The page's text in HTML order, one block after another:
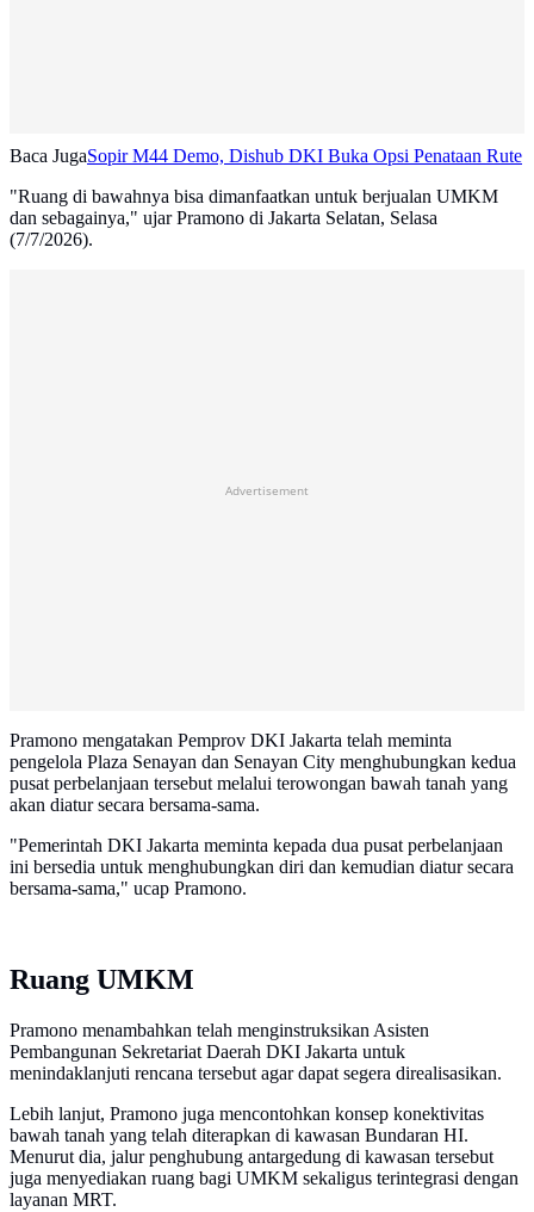
Baca JugaSopir M44 Demo, Dishub DKI Buka Opsi Penataan Rute
"Ruang di bawahnya bisa dimanfaatkan untuk berjualan UMKM
dan sebagainya," ujar Pramono di Jakarta Selatan, Selasa
(7/7/2026).
Advertisement
Pramono mengatakan Pemprov DKI Jakarta telah meminta
pengelola Plaza Senayan dan Senayan City menghubungkan kedua
pusat perbelanjaan tersebut melalui terowongan bawah tanah yang
akan diatur secara bersama-sama.
"Pemerintah DKI Jakarta meminta kepada dua pusat perbelanjaan
ini bersedia untuk menghubungkan diri dan kemudian diatur secara
bersama-sama," ucap Pramono.
Ruang UMKM
Pramono menambahkan telah menginstruksikan Asisten
Pembangunan Sekretariat Daerah DKI Jakarta untuk
menindaklanjuti rencana tersebut agar dapat segera direalisasikan.
Lebih lanjut, Pramono juga mencontohkan konsep konektivitas
bawah tanah yang telah diterapkan di kawasan Bundaran HI.
Menurut dia, jalur penghubung antargedung di kawasan tersebut
juga menyediakan ruang bagi UMKM sekaligus terintegrasi dengan
layanan MRT.